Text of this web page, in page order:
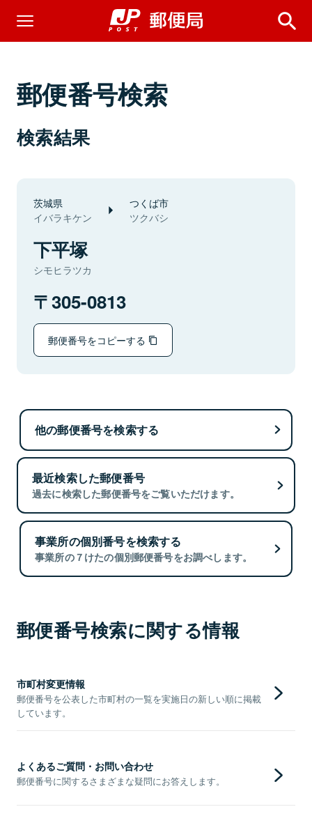
郵便番号検索
検索結果
茨城県
イバラキケン
つくば市
ツクバシ
下平塚
シモヒラツカ
305-0813
郵便番号をコピーする
他の郵便番号を検索する
最近検索した郵便番号
過去に検索した郵便番号をご覧いただけます。
事業所の個別番号を検索する
事業所の７けたの個別郵便番号をお調べします。
郵便番号検索に関する情報
市町村変更情報
郵便番号を公表した市町村の一覧を実施日の新しい順に掲載
しています。
よくあるご質問・お問い合わせ
郵便番号に関するさまざまな疑問にお答えします。